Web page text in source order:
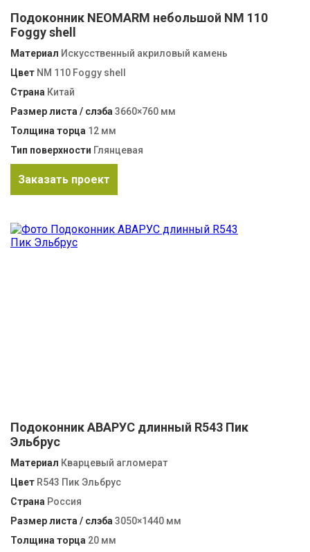
Подоконник NEOMARM небольшой NM 110
Foggy shell
Материал Искусственный акриловый камень
Цвет NM 110 Foggy shell
Страна Китай
Размер листа / слэба 3660×760 мм
Толщина торца 12 мм
Тип поверхности Глянцевая
Заказать проект
Подоконник АВАРУС длинный R543 Пик
Эльбрус
Материал Кварцевый агломерат
Цвет R543 Пик Эльбрус
Страна Россия
Размер листа / слэба 3050×1440 мм
Толщина торца 20 мм